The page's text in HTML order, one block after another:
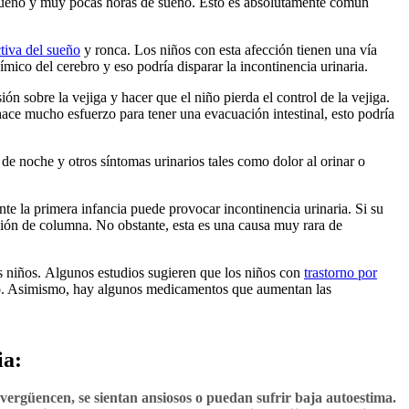
del sueño y ronca. Los niños con esta afección tienen una vía
del cerebro y eso podría disparar la incontinencia urinaria.
sobre la vejiga y hacer que el niño pierda el control de la vejiga.
mucho esfuerzo para tener una evacuación intestinal, esto podría
noche y otros síntomas urinarios tales como dolor al orinar o
la primera infancia puede provocar incontinencia urinaria. Si su
de columna. No obstante, esta es una causa muy rara de
niños. Algunos estudios sugieren que los niños con trastorno por
hay algunos medicamentos que aumentan las
se sientan ansiosos o puedan sufrir baja autoestima.